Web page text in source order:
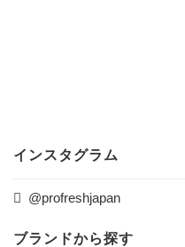
インスタグラム
@profreshjapan
ブランドから探す